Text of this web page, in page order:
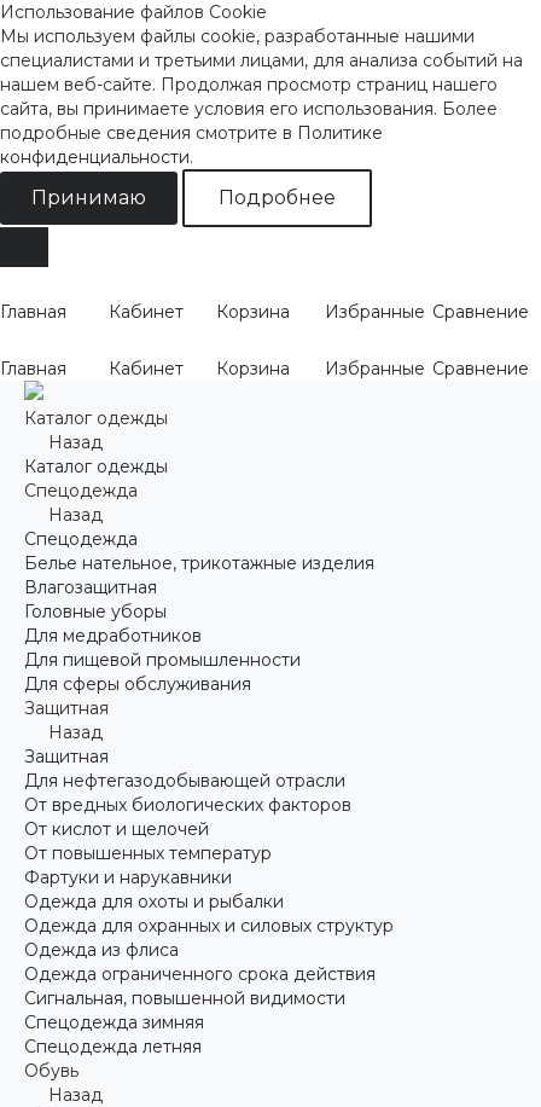
Использование файлов Cookie
Мы используем файлы cookie, разработанные нашими
специалистами и третьими лицами, для анализа событий на
нашем веб-сайте. Продолжая просмотр страниц нашего
сайта, вы принимаете условия его использования. Более
подробные сведения смотрите в Политике
конфиденциальности.
Принимаю Подробнее
Главная Кабинет Корзина Избранные Сравнение
Главная Кабинет Корзина Избранные Сравнение
Каталог одежды
Назад
Каталог одежды
Спецодежда
Назад
Спецодежда
Белье нательное, трикотажные изделия
Влагозащитная
Головные уборы
Для медработников
Для пищевой промышленности
Для сферы обслуживания
Защитная
Назад
Защитная
Для нефтегазодобывающей отрасли
От вредных биологических факторов
От кислот и щелочей
От повышенных температур
Фартуки и нарукавники
Одежда для охоты и рыбалки
Одежда для охранных и силовых структур
Одежда из флиса
Одежда ограниченного срока действия
Сигнальная, повышенной видимости
Спецодежда зимняя
Спецодежда летняя
Обувь
Назад